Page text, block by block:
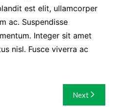
est elit, ullamcorper
ac. Suspendisse
Integer sit amet
nisl. Fusce viverra ac
Next